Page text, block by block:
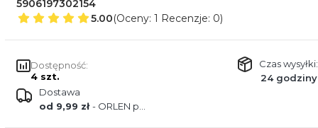
5906197302154
5.00(Oceny: 1 Recenzje: 0)
Dostępność:
4 szt.
Czas wysyłki:
24 godziny
Dostawa
od 9,99 zł- ORLEN paczka